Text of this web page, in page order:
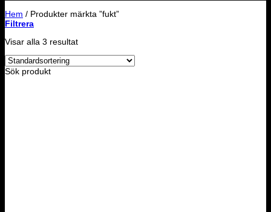
Hem / Produkter märkta ”fukt”
Filtrera
Visar alla 3 resultat
Sök produkt